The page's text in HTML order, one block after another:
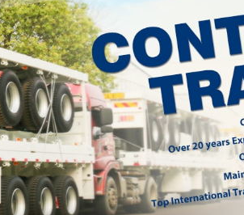
Русский язык
Español
Português
Malay
ภาษา